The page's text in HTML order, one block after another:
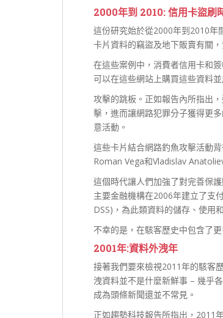
2000年到 2010:信用卡盜刷
這份研究始於從2000年到2010年
卡片資料的竊盜及地下販賣有關
在這些案例中，消費者信用卡和
可以在這些網站上購買這些資料
攻擊的跳板。正如報告內所指出
擊，進而讓網路犯罪分子獲得更
意活動。
這些卡片結合網路釣魚攻擊活動
Roman Vega和Vladislav
這個時代讓人們加強了對完善保
主要金融機構在2006年建立了支
DSS)，為此類資料的儲存、使用
不幸的是，在駭客歷史中包含了
2001年:資料外洩年
接著我們要來檢視2011年的駭客
洩資料並不是什麼新鮮事 – 幾乎
成為頭條新聞還並不常見。
正如趨勢科技報告所指出，2011